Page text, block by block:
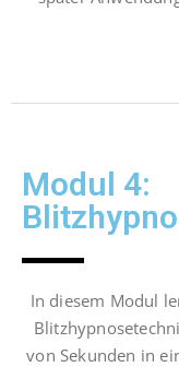
Modul 4:
In diesem Modul
von Sekunden in